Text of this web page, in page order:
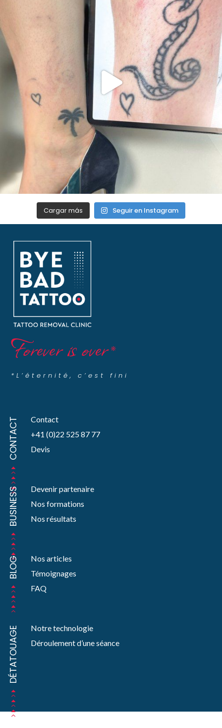
Cargar más Seguir en Instagram
Forever is over*
*L’éternité, c’est fini
CONTACT
Contact
+41 (0)22 525 87 77
Devis
BUSINESS
Devenir partenaire
Nos formations
Nos résultats
BLOG
Nos articles
Témoignages
FAQ
DÉTATOUAGE
Notre technologie
Déroulement d’une séance